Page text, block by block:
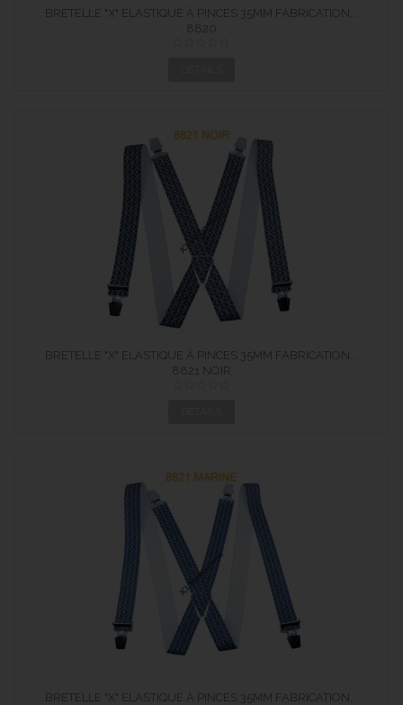
BRETELLE "X" ELASTIQUE À PINCES 35MM FABRICATION...
8820
BRETELLE "X" ELASTIQUE À PINCES 35MM FABRICATION...
8821 NOIR
BRETELLE "X" ELASTIQUE À PINCES 35MM FABRICATION...